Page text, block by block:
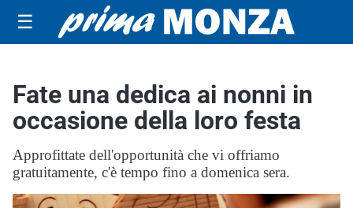
☰
Fate una dedica ai nonni in
occasione della loro festa
Approfittate dell'opportunità che vi offriamo
gratuitamente, c'è tempo fino a domenica sera.